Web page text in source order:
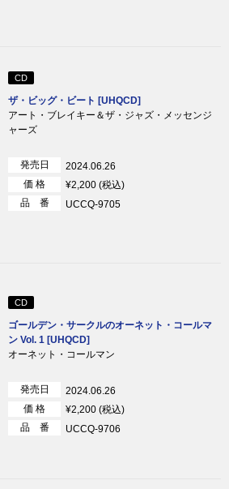
CD
ザ・ビッグ・ビート [UHQCD]
アート・ブレイキー＆ザ・ジャズ・メッセンジ
ャーズ
発売日
2024.06.26
価 格
¥2,200 (税込)
品 番
UCCQ-9705
CD
ゴールデン・サークルのオーネット・コールマ
ン Vol. 1 [UHQCD]
オーネット・コールマン
発売日
2024.06.26
価 格
¥2,200 (税込)
品 番
UCCQ-9706